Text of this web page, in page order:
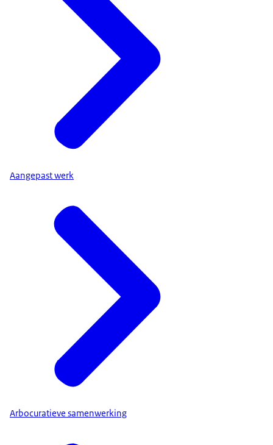
Aangepast werk
Arbocuratieve samenwerking